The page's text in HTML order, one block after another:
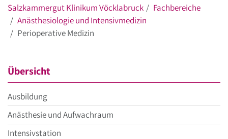
Salzkammergut Klinikum Vöcklabruck
Fachbereiche
Anästhesiologie und Intensivmedizin
Perioperative Medizin
Übersicht
Ausbildung
Anästhesie und Aufwachraum
Intensivstation